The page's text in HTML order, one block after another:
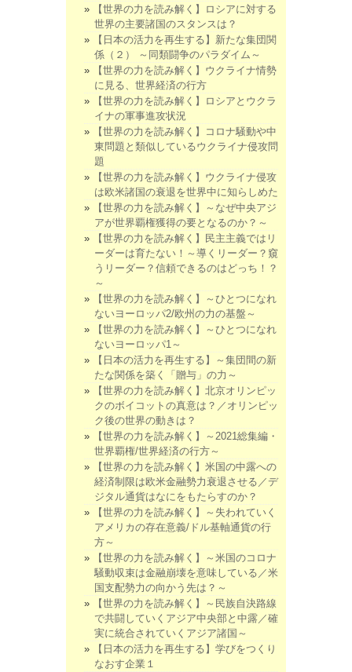
【世界の力を読み解く】ロシアに対する
世界の主要諸国のスタンスは？
【日本の活力を再生する】新たな集団関
係（２） ～同類闘争のパラダイム～
【世界の力を読み解く】ウクライナ情勢
に見る、世界経済の行方
【世界の力を読み解く】ロシアとウクラ
イナの軍事進攻状況
【世界の力を読み解く】コロナ騒動や中
東問題と類似しているウクライナ侵攻問
題
【世界の力を読み解く】ウクライナ侵攻
は欧米諸国の衰退を世界中に知らしめた
【世界の力を読み解く】～なぜ中央アジ
アが世界覇権獲得の要となるのか？～
【世界の力を読み解く】民主主義ではリ
ーダーは育たない！～導くリーダー？窺
うリーダー？信頼できるのはどっち！？
～
【世界の力を読み解く】～ひとつになれ
ないヨーロッパ2/欧州の力の基盤～
【世界の力を読み解く】～ひとつになれ
ないヨーロッパ1～
【日本の活力を再生する】～集団間の新
たな関係を築く「贈与」の力～
【世界の力を読み解く】北京オリンピッ
クのボイコットの真意は？／オリンピッ
ク後の世界の動きは？
【世界の力を読み解く】～2021総集編・
世界覇権/世界経済の行方～
【世界の力を読み解く】米国の中露への
経済制限は欧米金融勢力衰退させる／デ
ジタル通貨はなにをもたらすのか？
【世界の力を読み解く】～失われていく
アメリカの存在意義/ドル基軸通貨の行
方～
【世界の力を読み解く】～米国のコロナ
騒動収束は金融崩壊を意味している／米
国支配勢力の向かう先は？～
【世界の力を読み解く】～民族自決路線
で共闘していくアジア中央部と中露／確
実に統合されていくアジア諸国～
【日本の活力を再生する】学びをつくり
なおす企業１